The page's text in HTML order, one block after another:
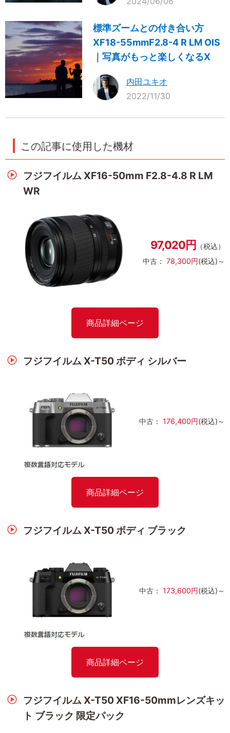
標準ズームとの付き合い方
XF18-55mmF2.8-4 R LM OIS
｜写真がもっと楽しくなるX
内田ユキオ
2022/11/30
この記事に使用した機材
フジフイルム XF16-50mm F2.8-4.8 R LM
WR
97,020円
（税込）
中古： 78,300円(税込)～
商品詳細ページ
フジフイルム X-T50 ボディ シルバー
中古： 176,400円(税込)～
商品詳細ページ
フジフイルム X-T50 ボディ ブラック
中古： 173,600円(税込)～
商品詳細ページ
フジフイルム X-T50 XF16-50mmレンズキッ
ト ブラック 限定パック